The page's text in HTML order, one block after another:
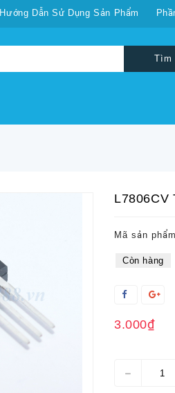
Hướng Dẫn Sử Dụng Sản Phẩm
Tìm
L7806CV
Mã sản
Còn hàng
3.000₫